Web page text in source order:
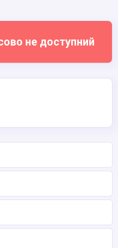
не доступний